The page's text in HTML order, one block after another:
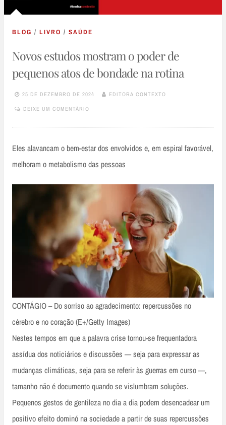
BLOG / LIVRO / SAÚDE
Novos estudos mostram o poder de
pequenos atos de bondade na rotina
25 DE DEZEMBRO DE 2024 EDITORA CONTEXTO
DEIXE UM COMENTÁRIO
Eles alavancam o bem-estar dos envolvidos e, em espiral favorável,
melhoram o metabolismo das pessoas
CONTÁGIO – Do sorriso ao agradecimento: repercussões no
cérebro e no coração (E+/Getty Images)
Nestes tempos em que a palavra crise tornou-se frequentadora
assídua dos noticiários e discussões — seja para expressar as
mudanças climáticas, seja para se referir às guerras em curso —,
tamanho não é documento quando se vislumbram soluções.
Pequenos gestos de gentileza no dia a dia podem desencadear um
positivo efeito dominó na sociedade a partir de suas repercussões